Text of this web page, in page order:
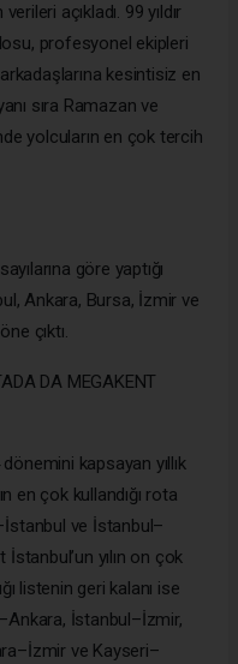
açıkladı. 99 yıldır
profesyonel ekipleri
kesintisiz en
sıra Ramazan ve
yolcuların en çok tercih
göre yaptığı
Ankara, Bursa, İzmir ve
çıktı.
DA MEGAKENT
kapsayan yıllık
en çok kullandığı rota
ve İstanbul–
yılın on çok
listenin geri kalanı ise
İstanbul–İzmir,
ve Kayseri–